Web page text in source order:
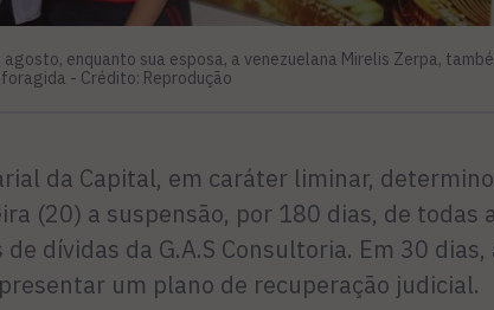
enquanto sua esposa, a venezuelana Mirelis Zerpa,
foragida - Crédito: Reprodução
da Capital, em caráter liminar,
(20) a suspensão, por 180 dias, de todas
de dívidas da G.A.S Consultoria. Em 30 dias,
um plano de recuperação judicial.